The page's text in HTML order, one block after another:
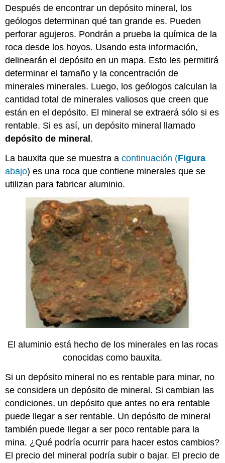
Después de encontrar un depósito mineral, los
geólogos determinan qué tan grande es. Pueden
perforar agujeros. Pondrán a prueba la química de la
roca desde los hoyos. Usando esta información,
delinearán el depósito en un mapa. Esto les permitirá
determinar el tamaño y la concentración de
minerales minerales. Luego, los geólogos calculan la
cantidad total de minerales valiosos que creen que
están en el depósito. El mineral se extraerá sólo si es
rentable. Si es así, un depósito mineral llamado
depósito de mineral .
La bauxita que se muestra acontinuación (Figura
abajo) es una roca que contiene minerales que se
utilizan para fabricar aluminio.
El aluminio está hecho de los minerales en las rocas
conocidas como bauxita.
Si un depósito mineral no es rentable para minar, no
se considera un depósito de mineral. Si cambian las
condiciones, un depósito que antes no era rentable
puede llegar a ser rentable. Un depósito de mineral
también puede llegar a ser poco rentable para la
mina. ¿Qué podría ocurrir para hacer estos cambios?
El precio del mineral podría subir o bajar. El precio de